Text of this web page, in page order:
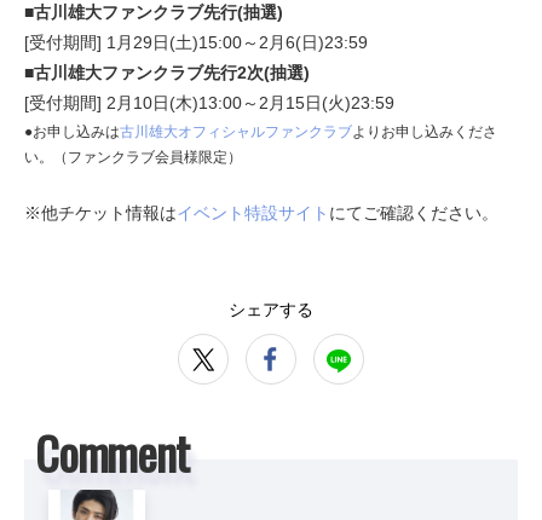
■古川雄大ファンクラブ先行(抽選)
[受付期間] 1月29日(土)15:00～2月6(日)23:59
■古川雄大ファンクラブ先行2次(抽選)
[受付期間] 2月10日(木)13:00～2月15日(火)23:59
●お申し込みは古川雄大オフィシャルファンクラブよりお申し込みくださ
い。（ファンクラブ会員様限定）
※他チケット情報はイベント特設サイト にてご確認ください。
シェアする
Comment